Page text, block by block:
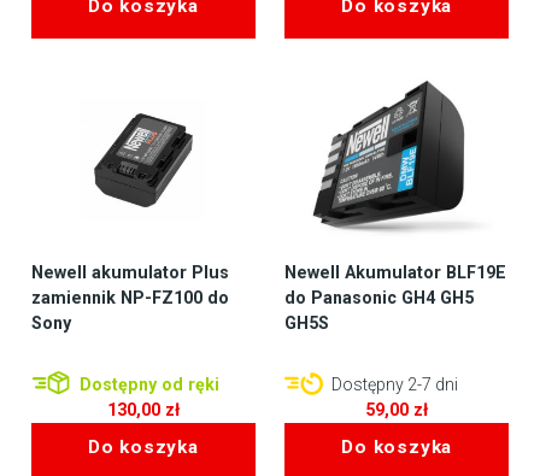
Do koszyka Do koszyka
Newell akumulator Plus
zamiennik NP-FZ100 do
Sony
Dostępny od ręki
130,00 zł
Do koszyka
Newell Akumulator BLF19E
do Panasonic GH4 GH5
GH5S
Dostępny 2-7 dni
59,00 zł
Do koszyka